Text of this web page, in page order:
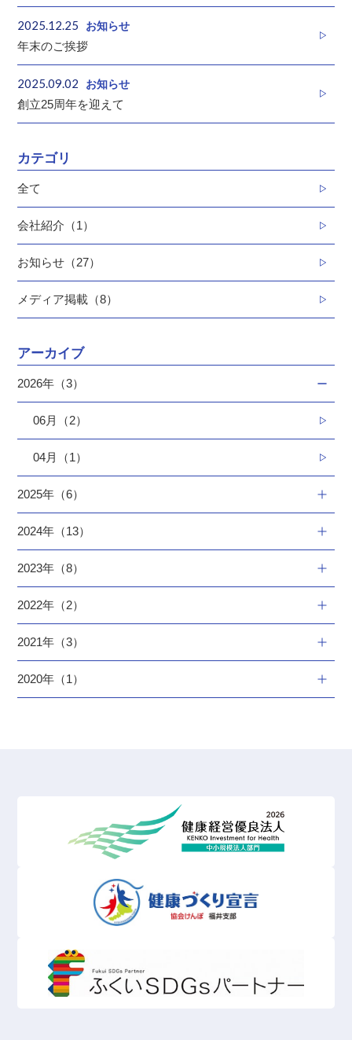
2025.12.25 お知らせ
年末のご挨拶
2025.09.02 お知らせ
創立25周年を迎えて
カテゴリ
全て
会社紹介（1）
お知らせ（27）
メディア掲載（8）
アーカイブ
2026年（3）
06月（2）
04月（1）
2025年（6）
2024年（13）
2023年（8）
2022年（2）
2021年（3）
2020年（1）